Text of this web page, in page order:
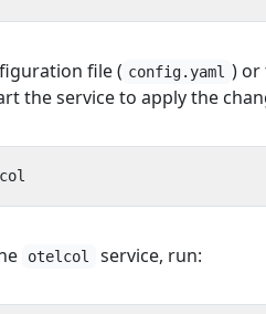
file ( config.yaml ) or
the service to apply the
otelcol service, run: